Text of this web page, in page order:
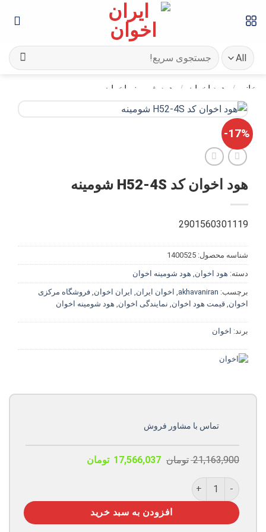
جستجو
برای:
خانه / هود اخوان / هود شومینه اخوان
17%-
هود اخوان کد H52-4S شومینه
2901560301119
شناسه محصول: 1400525
دسته: هود اخوان, هود شومینه اخوان
برچسب: akhavaniran
, اخوان ایران, ایران اخوان, فروشگاه مرکزی
اخوان, قیمت هود اخوان, نمایندگی اخوان, هود شومینه اخوان
برند: اخوان
تماس با مشاور فروش
21,163,900 تومان قیمت
اصلی:
17,566,037 تومانقیمت
هود اخوان کد H52-4S شومینه عدد
افزودن به سبد خرید